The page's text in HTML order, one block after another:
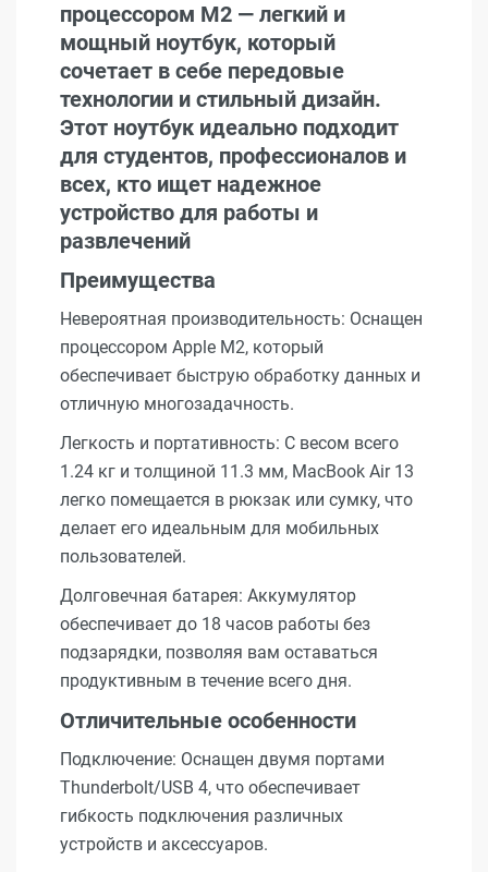
процессором M2 — легкий и
мощный ноутбук, который
сочетает в себе передовые
технологии и стильный дизайн.
Этот ноутбук идеально подходит
для студентов, профессионалов и
всех, кто ищет надежное
устройство для работы и
развлечений
Преимущества
Невероятная производительность: Оснащен
процессором Apple M2, который
обеспечивает быструю обработку данных и
отличную многозадачность.
Легкость и портативность: С весом всего
1.24 кг и толщиной 11.3 мм, MacBook Air 13
легко помещается в рюкзак или сумку, что
делает его идеальным для мобильных
пользователей.
Долговечная батарея: Аккумулятор
обеспечивает до 18 часов работы без
подзарядки, позволяя вам оставаться
продуктивным в течение всего дня.
Отличительные особенности
Подключение: Оснащен двумя портами
Thunderbolt/USB 4, что обеспечивает
гибкость подключения различных
устройств и аксессуаров.